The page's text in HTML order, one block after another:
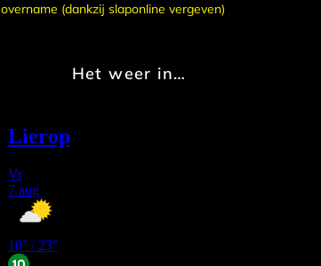
overname (dankzij slaponline vergeven)
Het weer in…